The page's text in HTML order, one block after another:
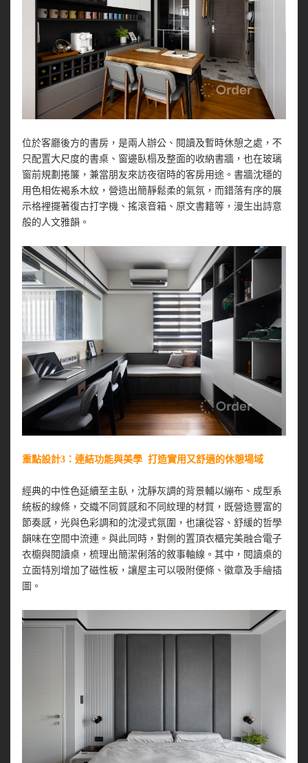
位於客廳後方的書房，是兩人辦公、閱讀及暫時休憩之處，不
只配置大尺度的書桌、窗邊臥榻及整面的收納書牆，也在玻璃
窗前規劃捲簾，兼當朋友來訪夜宿時的客房用途。書牆沈穩的
用色相佐褐系木紋，營造出簡靜鬆柔的氣氛，而錯落有序的展
示格裡擺著復古打字機、搖滾音箱、原文書籍等，漫生出詩意
般的人文雅韻。
重點設計3：連結功能與美學 打造實用又舒適的休憩場域
經典的中性色延續至主臥，沈靜灰調的背景輔以繃布、成型系
統板的線條，交織不同質感和不同紋理的材質，既營造豐富的
節奏感，光與色彩調和的沈浸式氛圍，也讓從容、舒緩的哲學
韻味在空間中流連。與此同時，對側的置頂衣櫃完美融合電子
衣櫥與閱讀桌，梳理出簡潔俐落的敘事軸線。其中，閱讀桌的
立面特別增加了磁性板，讓屋主可以吸附便條、徽章及手繪插
圖。